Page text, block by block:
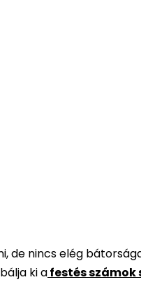
de nincs elég
ki afestés számok